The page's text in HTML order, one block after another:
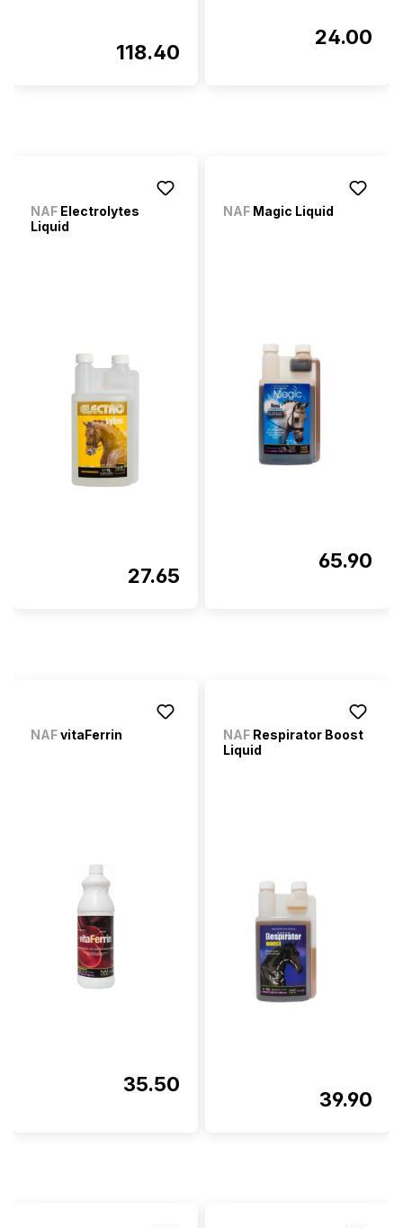
118.40
24.00
NAF Electrolytes
Liquid
27.65
NAF Magic Liquid
65.90
NAFvitaFerrin
35.50
NAF Respirator Boost
Liquid
39.90